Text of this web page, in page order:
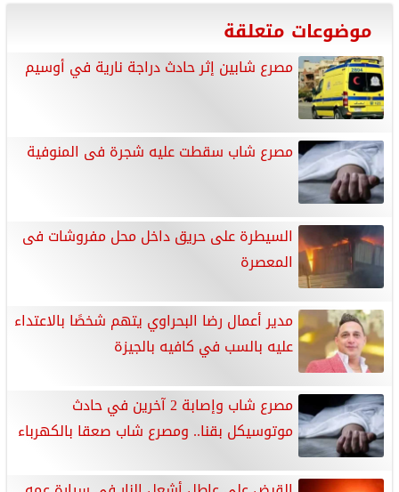
موضوعات متعلقة
مصرع شابين إثر حادث دراجة نارية في أوسيم
مصرع شاب سقطت عليه شجرة فى المنوفية
السيطرة على حريق داخل محل مفروشات فى
المعصرة
مدير أعمال رضا البحراوي يتهم شخصًا بالاعتداء
عليه بالسب في كافيه بالجيزة
مصرع شاب وإصابة 2 آخرين في حادث
موتوسيكل بقنا.. ومصرع شاب صعقا بالكهرباء